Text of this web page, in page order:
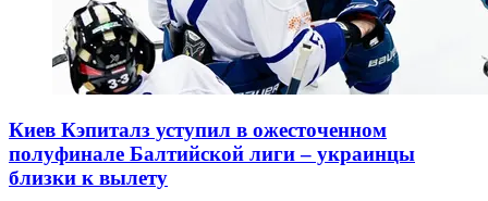
Киев Кэпиталз уступил в ожесточенном
полуфинале Балтийской лиги – украинцы
близки к вылету